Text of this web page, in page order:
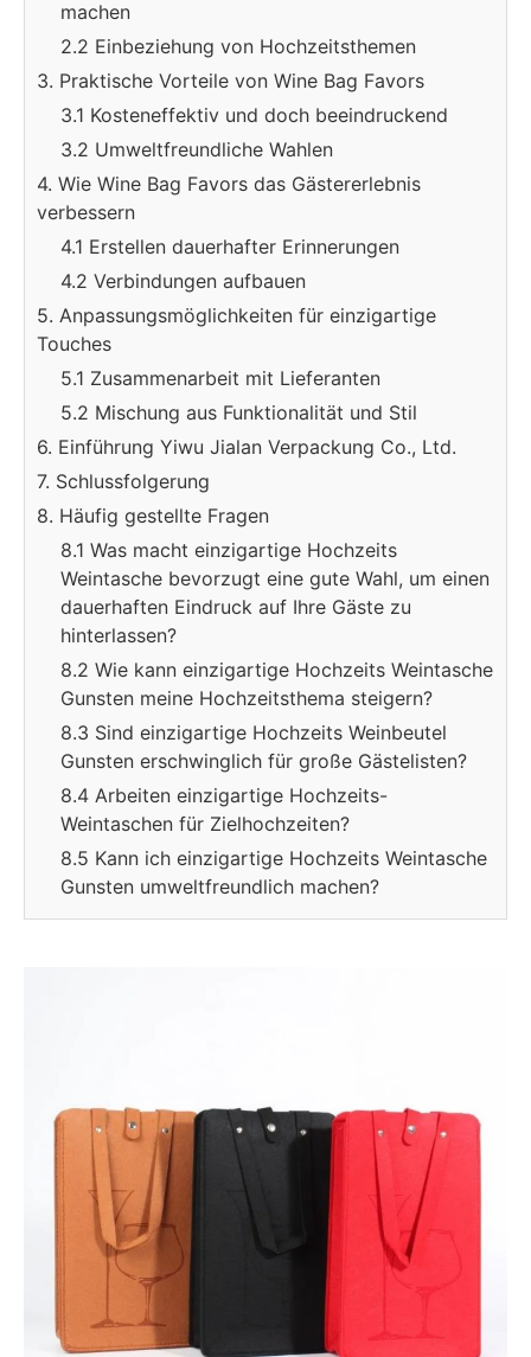
machen
2.2 Einbeziehung von Hochzeitsthemen
3. Praktische Vorteile von Wine Bag Favors
3.1 Kosteneffektiv und doch beeindruckend
3.2 Umweltfreundliche Wahlen
4. Wie Wine Bag Favors das Gästererlebnis
verbessern
4.1 Erstellen dauerhafter Erinnerungen
4.2 Verbindungen aufbauen
5. Anpassungsmöglichkeiten für einzigartige
Touches
5.1 Zusammenarbeit mit Lieferanten
5.2 Mischung aus Funktionalität und Stil
6. Einführung Yiwu Jialan Verpackung Co., Ltd.
7. Schlussfolgerung
8. Häufig gestellte Fragen
8.1 Was macht einzigartige Hochzeits
Weintasche bevorzugt eine gute Wahl, um einen
dauerhaften Eindruck auf Ihre Gäste zu
hinterlassen?
8.2 Wie kann einzigartige Hochzeits Weintasche
Gunsten meine Hochzeitsthema steigern?
8.3 Sind einzigartige Hochzeits Weinbeutel
Gunsten erschwinglich für große Gästelisten?
8.4 Arbeiten einzigartige Hochzeits-
Weintaschen für Zielhochzeiten?
8.5 Kann ich einzigartige Hochzeits Weintasche
Gunsten umweltfreundlich machen?